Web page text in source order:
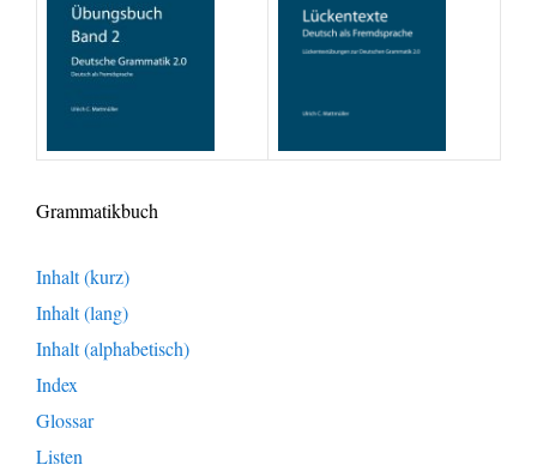
Grammatikbuch
Inhalt (kurz)
Inhalt (lang)
Inhalt (alphabetisch)
Index
Glossar
Listen